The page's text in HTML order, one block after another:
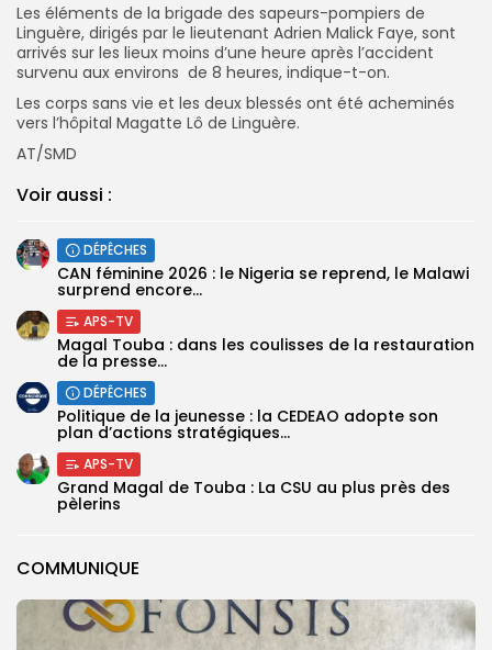
COMMUNIQUE
Les éléments de la brigade des sapeurs-pompiers de
Linguère, dirigés par le lieutenant Adrien Malick Faye, sont
arrivés sur les lieux moins d’une heure après l’accident
survenu aux environs de 8 heures, indique-t-on.
Les corps sans vie et les deux blessés ont été acheminés
vers l’hôpital Magatte Lô de Linguère.
AT/SMD
Voir aussi :
DÉPÊCHES
‎CAN féminine 2026 : le Nigeria se reprend, le Malawi
surprend encore...
APS-TV
Magal Touba : dans les coulisses de la restauration
de la presse...
DÉPÊCHES
Politique de la jeunesse : la CEDEAO adopte son
plan d’actions stratégiques...
APS-TV
Grand Magal de Touba : La CSU au plus près des
pèlerins